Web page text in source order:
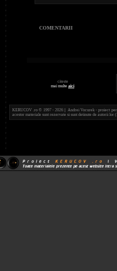
COMENTARII
citeste
mai multe aici
KERUCOV .ro © 1997 - 2026 || Andrei Vocurek - proiect
acestor materiale sunt rezervate si sunt detinute de autorii